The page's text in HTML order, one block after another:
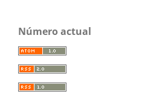
Número actual